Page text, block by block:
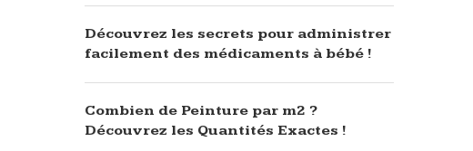
Découvrez les secrets pour administrer
facilement des médicaments à bébé !
Combien de Peinture par m2 ?
Découvrez les Quantités Exactes !